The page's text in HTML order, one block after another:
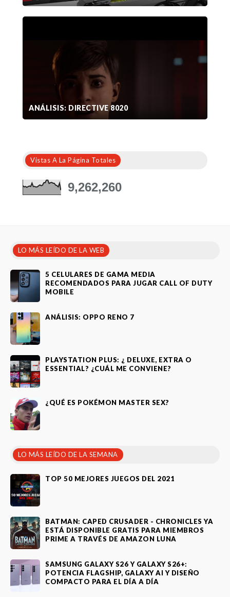
ANÁLISIS: DIRECTIVE 8020
Vistas A La Página Totales
9,262,260
LO MÁS LEÍDO DE LA WEB
5 CELULARES DE GAMA MEDIA
RECOMENDADOS PARA JUGAR CALL OF DUTY
MOBILE
ANÁLISIS: OPPO RENO 7
PLAYSTATION PLUS: ¿ DELUXE, EXTRA O
ESSENTIAL? ¿CUÁL ME CONVIENE?
¿QUÉ ES POKÉMON MASTER SEX?
LO MÁS LEÍDO DE LA SEMANA
TOP 50 MEJORES JUEGOS DEL 2021
BATMAN: CAPED CRUSADER - CHRONICLES YA
ESTÁ DISPONIBLE GRATIS PARA MIEMBROS
PRIME A TRAVÉS DE AMAZON LUNA
SAMSUNG GALAXY S26 Y GALAXY S26+:
POTENCIA FLAGSHIP, GALAXY AI Y DISEÑO
COMPACTO PARA EL DÍA A DÍA